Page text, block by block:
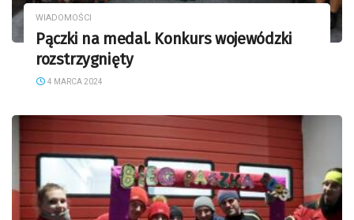
WIADOMOŚCI
Pączki na medal. Konkurs wojewódzki
rozstrzygnięty
4 MARCA 2024